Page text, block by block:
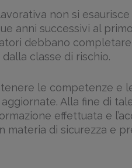
non si
anni successivi al
debbano
classe di rischio.
le competenze e
Alla fine di
effettuata e
materia di sicurezza e